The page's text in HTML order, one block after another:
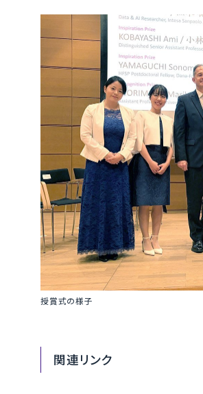
授賞式の様子
関連リンク